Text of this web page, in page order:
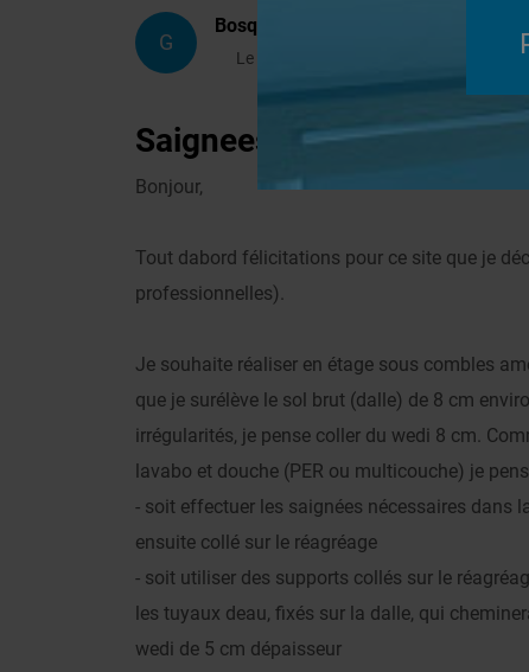
G
Bosqued
Le 28/02/2011 à 11h02
Saignees dans panneaux
Bonjour,
Tout dabord félicitations pour ce site que je
professionnelles).
Je souhaite réaliser en étage sous combles
que je surélève le sol brut (dalle) de 8 cm
irrégularités, je pense coller du wedi 8 cm.
lavabo et douche (PER ou multicouche) je
- soit effectuer les saignées nécessaires dans
ensuite collé sur le réagréage
- soit utiliser des supports collés sur le
les tuyaux deau, fixés sur la dalle, qui
wedi de 5 cm dépaisseur